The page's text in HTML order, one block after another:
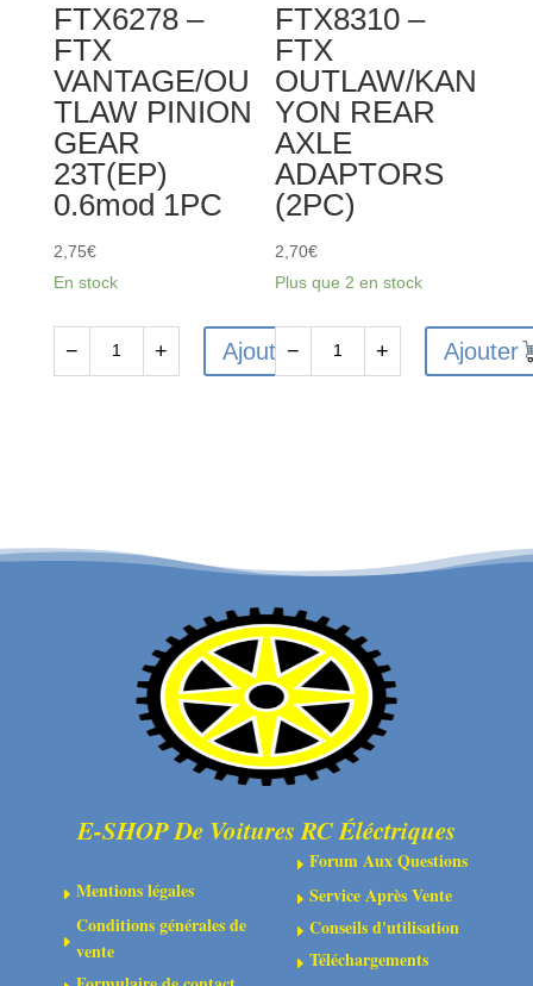
CU
FTX6278 –
FTX
VANTAGE/OU
TLAW PINION
GEAR
23T(EP)
0.6mod 1PC
2,75€
En stock
PINION
− + Ajouter
FTX8310 –
FTX
OUTLAW/KAN
YON REAR
AXLE
ADAPTORS
(2PC)
2,70€
Plus que 2 en stock
AXLE
ADAPTORS
(2PC)
− + Ajouter
E-SHOP De Voitures RC Éléctriques
EMentions légales
E
Conditions générales de
vente
E Forum Aux Questions
E Service Après Vente
E Conseils d'utilisation
E Téléchargements